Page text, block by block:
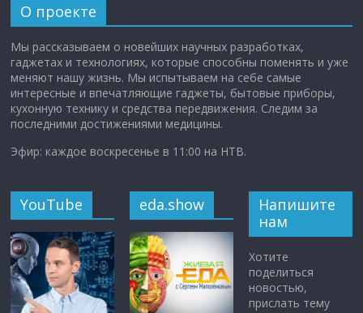
О проекте
Мы рассказываем о новейших научных разработках,
гаджетах и технологиях, которые способны поменять и уже
меняют нашу жизнь. Мы испытываем на себе самые
интересные и впечатляющие гаджеты, бытовые приборы,
кухонную технику и средства передвижения. Следим за
последними достижениями медицины.
Эфир: каждое воскресенье в 11:00 на НТВ.
YouTube eda.show
Напишите
нам
Хотите
поделиться
новостью,
прислать тему